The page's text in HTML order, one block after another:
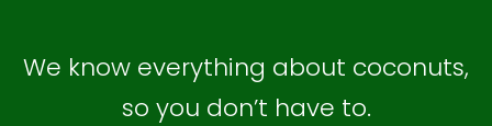
We know everything about coconuts,
so you don’t have to.